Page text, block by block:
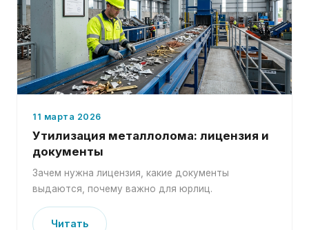
11 марта 2026
Утилизация металлолома: лицензия и
документы
Зачем нужна лицензия, какие документы
выдаются, почему важно для юрлиц.
Читать